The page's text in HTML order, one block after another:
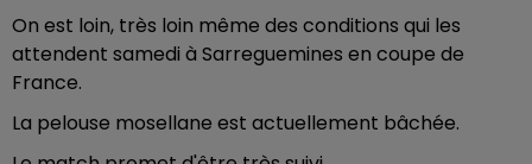
On est loin, très loin même des conditions qui les
attendent samedi à Sarreguemines en coupe de
France.
La pelouse mosellane est actuellement bâchée.